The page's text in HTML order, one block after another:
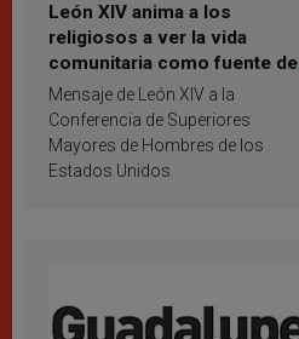
León XIV anima a los
religiosos a ver la vida
comunitaria como fuente de
inspiración y santificación
Mensaje de León XIV a la
Conferencia de Superiores
Mayores de Hombres de los
Estados Unidos